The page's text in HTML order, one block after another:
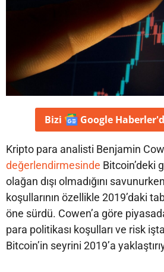
Bizi Google
Kripto para analisti Benjamin
değerlendirmesinde Bitcoin’deki
olağan dışı olmadığını
koşullarının özellikle 2019’daki
öne sürdü. Cowen’a göre
para politikası koşulları ve risk
Bitcoin’in seyrini 2019’a